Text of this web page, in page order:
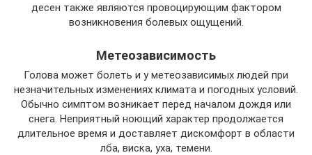
десен также являются провоцирующим фактором
возникновения болевых ощущений.
Метеозависимость
Голова может болеть и у метеозависимых людей при
незначительных изменениях климата и погодных условий.
Обычно симптом возникает перед началом дождя или
снега. Неприятный ноющий характер продолжается
длительное время и доставляет дискомфорт в области
лба, виска, уха, темени.